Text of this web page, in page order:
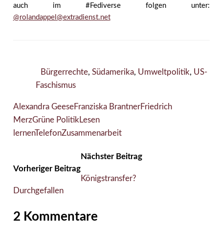
auch im #Fediverse folgen unter:
@rolandappel@extradienst.net
Bürgerrechte, Südamerika, Umweltpolitik, US-
Faschismus
Alexandra GeeseFranziska BrantnerFriedrich
MerzGrüne Politik Lesen
lernenTelefonZusammenarbeit
Vorheriger Beitrag
Durchgefallen
Nächster Beitrag
Königstransfer?
2 Kommentare